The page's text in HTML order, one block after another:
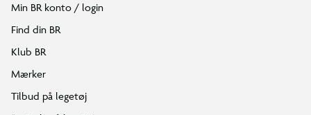
Min BR konto / login
Find din BR
Klub BR
Mærker
Tilbud på legetøj